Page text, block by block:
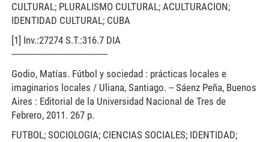
CULTURAL; PLURALISMO CULTURAL; ACULTURACION;
IDENTIDAD CULTURAL; CUBA
[1] Inv.:27274 S.T.:316.7 DIA
----------------------------------------
Godio, Matías. Fútbol y sociedad : prácticas locales e
imaginarios locales / Uliana, Santiago. -- Sáenz Peña, Buenos
Aires : Editorial de la Universidad Nacional de Tres de
Febrero, 2011. 267 p.
FUTBOL; SOCIOLOGIA; CIENCIAS SOCIALES; IDENTIDAD;